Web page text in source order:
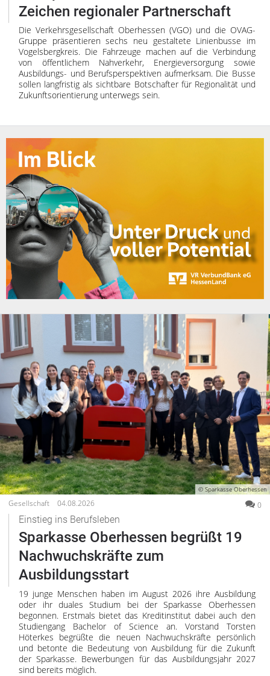
Zeichen regionaler Partnerschaft
Die Verkehrsgesellschaft Oberhessen (VGO) und die OVAG-
Gruppe präsentieren sechs neu gestaltete Linienbusse im
Vogelsbergkreis. Die Fahrzeuge machen auf die Verbindung
von öffentlichem Nahverkehr, Energieversorgung sowie
Ausbildungs- und Berufsperspektiven aufmerksam. Die Busse
sollen langfristig als sichtbare Botschafter für Regionalität und
Zukunftsorientierung unterwegs sein.
© Sparkasse Oberhessen
Gesellschaft 04.08.2026 0
Einstieg ins Berufsleben
Sparkasse Oberhessen begrüßt 19
Nachwuchskräfte zum
Ausbildungsstart
19 junge Menschen haben im August 2026 ihre Ausbildung
oder ihr duales Studium bei der Sparkasse Oberhessen
begonnen. Erstmals bietet das Kreditinstitut dabei auch den
Studiengang Bachelor of Science an. Vorstand Torsten
Höterkes begrüßte die neuen Nachwuchskräfte persönlich
und betonte die Bedeutung von Ausbildung für die Zukunft
der Sparkasse. Bewerbungen für das Ausbildungsjahr 2027
sind bereits möglich.